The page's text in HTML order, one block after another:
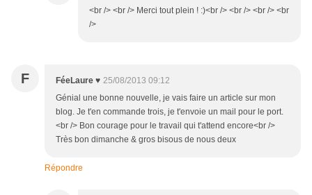
<br /> <br /> Merci tout plein ! :)<br /> <br /> <br /> <br
/>
F FéeLaure ♥ 25/08/2013 09:12
Génial une bonne nouvelle, je vais faire un article sur mon
blog. Je t'en commande trois, je t'envoie un mail pour le port.
<br /> Bon courage pour le travail qui t'attend encore<br />
Très bon dimanche & gros bisous de nous deux
Répondre